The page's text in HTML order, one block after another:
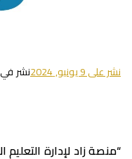
نشر على9 يونيو, 2024 نشر
“منصة زاد لإدارة التعليم